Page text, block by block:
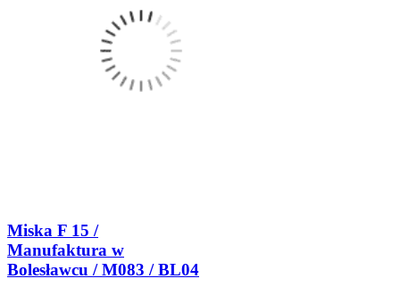
Miska F 15 /
Manufaktura w
Bolesławcu / M083 / BL04